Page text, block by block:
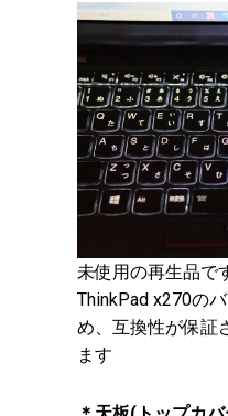
未使用の再生品で
ThinkPad x270の
め、互換性が保証
ます